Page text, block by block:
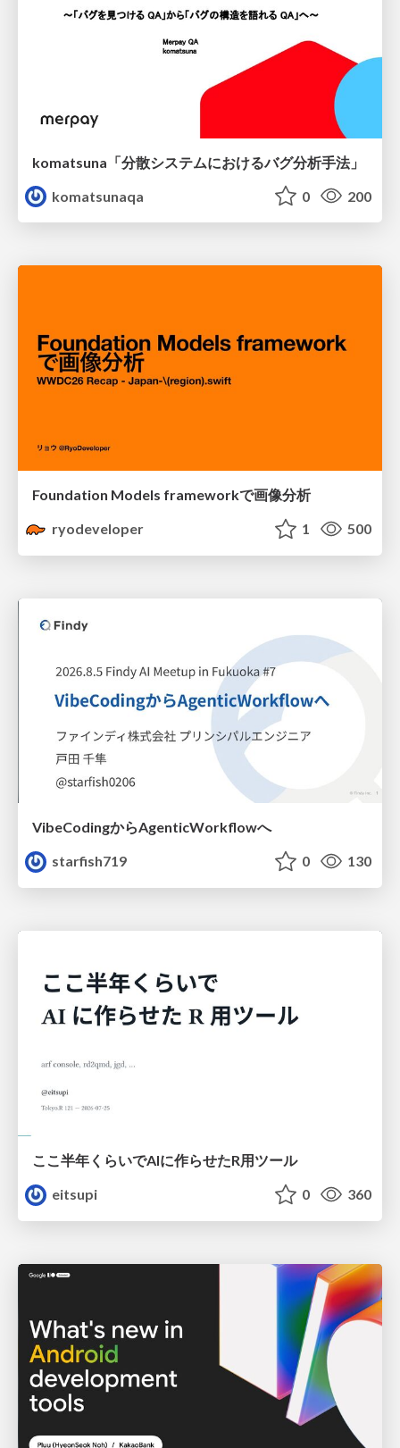
komatsuna「分散システムにおけるバグ分析手法」
komatsunaqa
0 200
Foundation Models frameworkで画像分析
ryodeveloper
1 500
VibeCodingからAgenticWorkflowへ
starfish719
0 130
ここ半年くらいでAIに作らせたR用ツール
eitsupi
0 360